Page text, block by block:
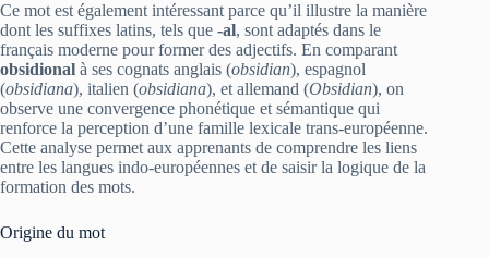
Ce mot est également intéressant parce qu’il illustre la manière
dont les suffixes latins, tels que ‑al, sont adaptés dans le
français moderne pour former des adjectifs. En comparant
obsidional à ses cognats anglais (obsidian), espagnol
(obsidiana), italien (obsidiana), et allemand (Obsidian), on
observe une convergence phonétique et sémantique qui
renforce la perception d’une famille lexicale trans‑européenne.
Cette analyse permet aux apprenants de comprendre les liens
entre les langues indo‑européennes et de saisir la logique de la
formation des mots.
Origine du mot